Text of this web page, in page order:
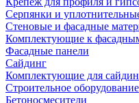
Серпянки и
Стеновые и фасадные
Комплектующие к
Фасадные панели
Сайдинг
Комплектующие для
Строительное оборудование
Бетоносмесители